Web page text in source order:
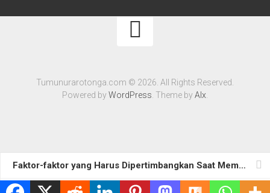
Faktor-faktor yang Harus Dipertimbangkan Saat Memilih Asuransi
Tumunurarotonga.com © 2026. All Rights Reserved.
Powered byWordPress . Theme byAlx